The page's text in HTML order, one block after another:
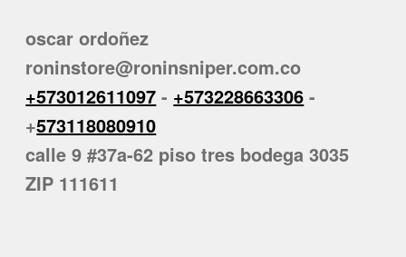
oscar ordoñez
roninstore@roninsniper.com.co
+573012611097 - +573228663306 -
+573118080910
calle 9 #37a-62 piso tres bodega 3035
ZIP 111611